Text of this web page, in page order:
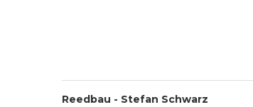
Reedbau - Stefan Schwarz